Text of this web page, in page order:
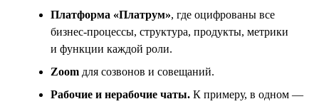
Платформа «Платрум», где оцифрованы все
бизнес-процессы, структура, продукты, метрики
и функции каждой роли.
Zoom для созвонов и совещаний.
Рабочие и нерабочие чаты. К примеру, в одном —